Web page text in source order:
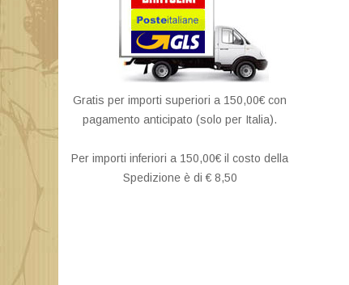
Gratis per importi superiori a 150,00€ con
pagamento anticipato (solo per Italia).
Per importi inferiori a 150,00€ il costo della
Spedizione è di € 8,50